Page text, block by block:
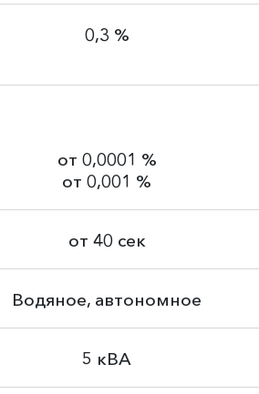
0,3 %
от 0,0001 %
от 0,001 %
от 40 сек
Водяное, автономное
5 кВА